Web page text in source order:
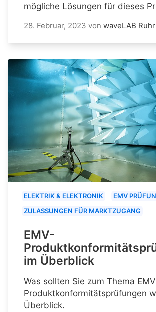
mögliche Lösungen für dieses
28. Februar, 2023 von waveLAB Ruhr
ELEKTRIK & ELEKTRONIK
EMV
ZULASSUNGEN FÜR MARKTZUGANG
EMV-
im Überblick
Was sollten Sie zum Thema
Produktkonformitätsprüfungen
Überblick.